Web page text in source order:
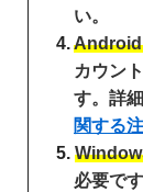
い。
Android
カウン
す。詳
関する
必要で